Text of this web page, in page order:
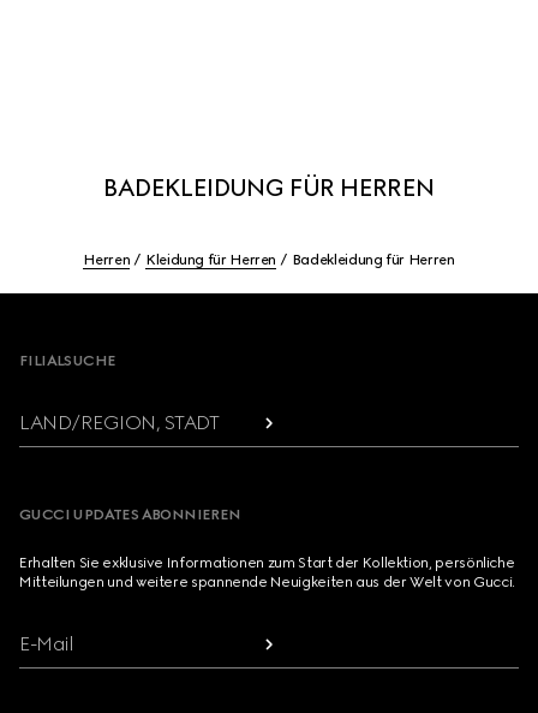
BADEKLEIDUNG FÜR HERREN
Herren Kleidung für Herren Badekleidung für Herren
FILIALSUCHE
LAND/REGION, STADT
GUCCI UPDATES ABONNIEREN
Erhalten Sie exklusive Informationen zum Start der Kollektion, persönliche
Mitteilungen und weitere spannende Neuigkeiten aus der Welt von Gucci.
E-Mail